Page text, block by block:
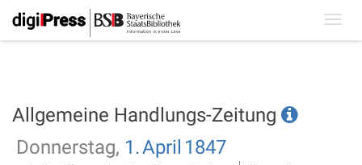
Allgemeine Handlungs-Zeitung
Donnerstag, 1.April 1847